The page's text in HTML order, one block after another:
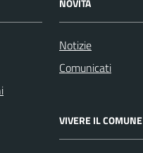
NOVITÀ
Notizie
Comunicati
VIVERE IL COMUNE